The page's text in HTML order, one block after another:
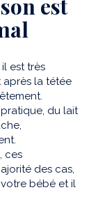
est
il est très
après la tétée
du lait
ces
des cas,
bébé et il